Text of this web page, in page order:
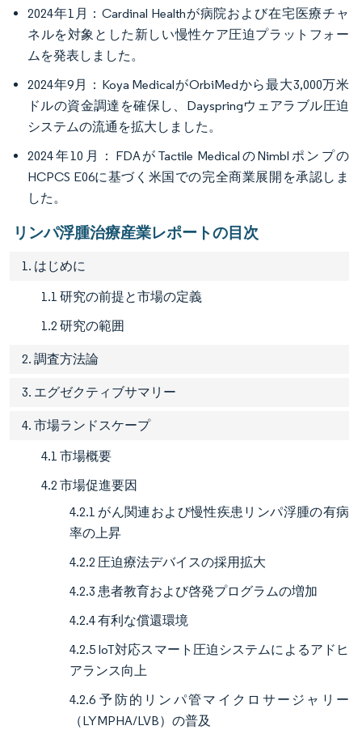
2024年1月：Cardinal Healthが病院および在宅医療チャ
ネルを対象とした新しい慢性ケア圧迫プラットフォー
ムを発表しました。
2024年9月：Koya MedicalがOrbiMedから最大3,000万米
ドルの資金調達を確保し、Dayspringウェアラブル圧迫
システムの流通を拡大しました。
2024年10月：FDAがTactile MedicalのNimblポンプの
HCPCS E06に基づく米国での完全商業展開を承認しま
した。
リンパ浮腫治療産業レポートの目次
1. はじめに
1.1 研究の前提と市場の定義
1.2 研究の範囲
2. 調査方法論
3. エグゼクティブサマリー
4. 市場ランドスケープ
4.1 市場概要
4.2 市場促進要因
4.2.1 がん関連および慢性疾患リンパ浮腫の有病
率の上昇
4.2.2 圧迫療法デバイスの採用拡大
4.2.3 患者教育および啓発プログラムの増加
4.2.4 有利な償還環境
4.2.5 IoT対応スマート圧迫システムによるアドヒ
アランス向上
4.2.6 予防的リンパ管マイクロサージャリー
（LYMPHA/LVB）の普及